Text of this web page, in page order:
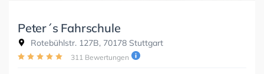
Peter´s Fahrschule
Rotebühlstr. 127B, 70178 Stuttgart
311 Bewertungen